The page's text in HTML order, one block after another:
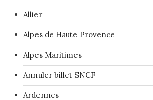
Allier
Alpes de Haute Provence
Alpes Maritimes
Annuler billet SNCF
Ardennes